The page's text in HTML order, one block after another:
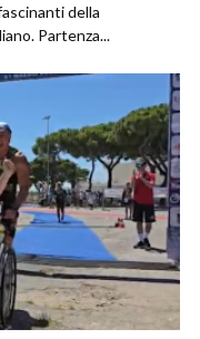
della
Partenza...